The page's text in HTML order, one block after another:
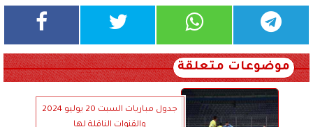
موضوعات متعلقة
جدول مباريات السبت 20 يوليو 2024